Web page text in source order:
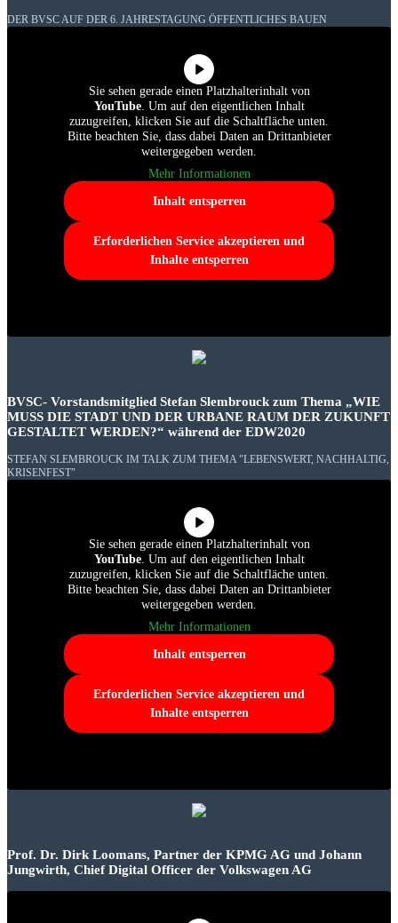
DER BVSC AUF DER 6. JAHRESTAGUNG ÖFFENTLICHES BAUEN
Sie sehen gerade einen Platzhalterinhalt von
YouTube. Um auf den eigentlichen Inhalt
zuzugreifen, klicken Sie auf die Schaltfläche unten.
Bitte beachten Sie, dass dabei Daten an Drittanbieter
weitergegeben werden.
Mehr Informationen
Inhalt entsperren
Erforderlichen Service akzeptieren und
Inhalte entsperren
BVSC- Vorstandsmitglied Stefan Slembrouck zum Thema „WIE
MUSS DIE STADT UND DER URBANE RAUM DER ZUKUNFT
GESTALTET WERDEN?“ während der EDW2020
STEFAN SLEMBROUCK IM TALK ZUM THEMA "LEBENSWERT, NACHHALTIG,
KRISENFEST"
Sie sehen gerade einen Platzhalterinhalt von
YouTube. Um auf den eigentlichen Inhalt
zuzugreifen, klicken Sie auf die Schaltfläche unten.
Bitte beachten Sie, dass dabei Daten an Drittanbieter
weitergegeben werden.
Mehr Informationen
Inhalt entsperren
Erforderlichen Service akzeptieren und
Inhalte entsperren
Prof. Dr. Dirk Loomans, Partner der KPMG AG und Johann
Jungwirth, Chief Digital Officer der Volkswagen AG